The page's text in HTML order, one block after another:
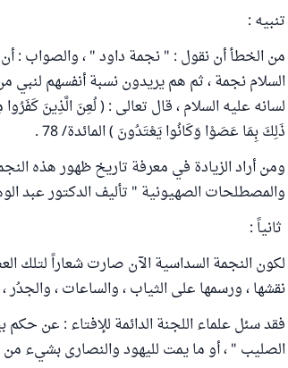
تنبيه :
من الخطأ أن نقول : " نجمة داود " ، والصواب : أن
السلام نجمة ، ثم هم يريدون نسبة أنفسهم لنبي
لسانه عليه السلام ، قال تعالى : ( لُعِنَ الَّذِينَ
ذَلِكَ بِمَا عَصَوْا وَكَانُوا يَعْتَدُونَ ) المائدة/ 78 .
ومن أراد الزيادة في معرفة تاريخ ظهور هذه
والمصطلحات الصهيونية " تأليف الدكتور عبد
ثانياً :
لكون النجمة السداسية الآن صارت شعاراً لتلك
نقشها ، ورسمها على الثياب ، والساعات ، والجدُر
فقد سئل علماء اللجنة الدائمة للإفتاء : عن
الصليب " ، أو ما يمت لليهود والنصارى بشيء